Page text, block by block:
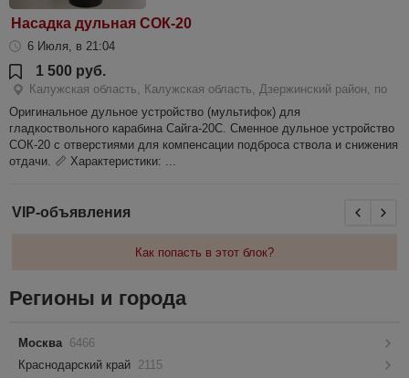
Насадка дульная СОК-20
6 Июля, в 21:04
1 500 руб.
Калужская область, Калужская область, Дзержинский район, по
Оригинальное дульное устройство (мультифок) для
гладкоствольного карабина Сайга-20С. Сменное дульное устройство
СОК-20 с отверстиями для компенсации подброса ствола и снижения
отдачи. 📏 Характеристики: ...
VIP-объявления
Как попасть в этот блок?
Регионы и города
Москва 6466
Краснодарский край 2115